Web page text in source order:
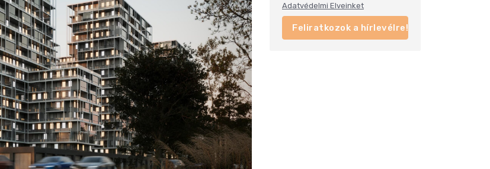
Adatvédelmi Elveinket
Feliratkozok a hírlevélre!